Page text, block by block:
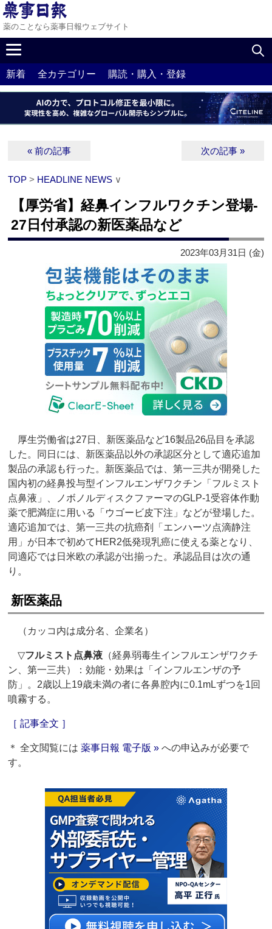
薬のことなら薬事日報ウェブサイト
新着 全カテゴリー 購読・購入・登録
« 前の記事 次の記事 »
TOP > HEADLINE NEWS ∨
【厚労省】経鼻インフルワクチン登場‐
27日付承認の新医薬品など
2023年03月31日 (金)
厚生労働省は27日、新医薬品など16製品26品目を承認
した。同日には、新医薬品以外の承認区分として適応追加
製品の承認も行った。新医薬品では、第一三共が開発した
国内初の経鼻投与型インフルエンザワクチン「フルミスト
点鼻液」、ノボノルディスクファーマのGLP-1受容体作動
薬で肥満症に用いる「ウゴービ皮下注」などが登場した。
適応追加では、第一三共の抗癌剤「エンハーツ点滴静注
用」が日本で初めてHER2低発現乳癌に使える薬となり、
同適応では日米欧の承認が出揃った。承認品目は次の通
り。
新医薬品
（カッコ内は成分名、企業名）
▽フルミスト点鼻液 （経鼻弱毒生インフルエンザワクチ
ン、第一三共）：効能・効果は「インフルエンザの予
防」。2歳以上19歳未満の者に各鼻腔内に0.1mLずつを1回
噴霧する。
［ 記事全文 ］
＊ 全文閲覧には薬事日報 電子版 » への申込みが必要で
す。